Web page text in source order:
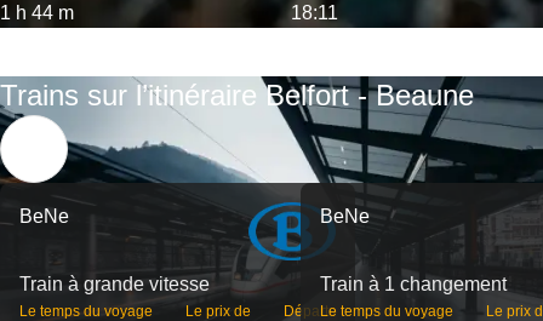
1 h 44 m 18:11
Trains sur l’itinéraire Belfort - Beaune
BeNe
Train à grande vitesse
Le temps du voyage Le prix de Départs
BeNe
Train à 1 changement
Le temps du voyage Le prix